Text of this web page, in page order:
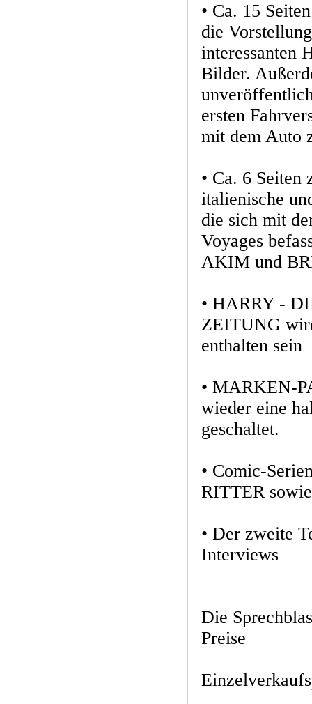
• Ca. 15
die
interessanten
Bilder.
ersten
mit dem Auto
• Ca. 6 Seiten
italienische
die sich mit
Voyages
AKIM und
• HARRY -
ZEITUNG
enthalten sein
• MARKEN-
wieder eine
geschaltet.
• Comic-
RITTER
• Der zweite
Interviews
Die
Preise